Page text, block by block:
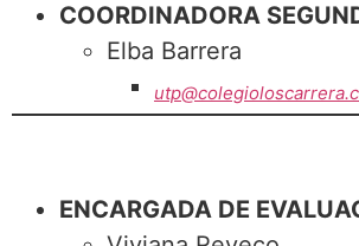
COORDINADORA
Elba Barrera
ENCARGADA DE